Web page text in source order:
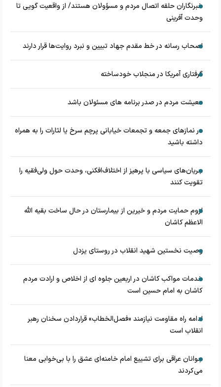
خبرنگاران حلقه اتصال مردم و مسؤولان هستند/ از واقعیت گویی تا
وحدت آفرینی
اصحاب رسانه در خط مقدم جهاد تبیین و نبرد روایت‌ها قرار دارند
گرفتاری آمریکا در منجلاب خودساخته
معیشت مردم در صدر برنامه های مسئولان باشد
در نماز‌های جمعه و تجمعات خیابانی پرچم سرخ یا لثارات را به همراه
داشته باشید
جریان‌های سیاسی با پرهیز از اختلاف‌افکنی، وحدت حول ولی‌فقیه را
تقویت کنند
لزوم حمایت مردم و خیرین از بیمارستان در حال ساخت بقیه الله
الاعظم کاشان
وصیت نخستین شهید انقلاب در روستای یزدل
خدمات مواکب کاشان در اربعین جلوه ای از اخلاص و ارادت مردم
کاشان به امام حسین است
ادامه راه مقاومت نیازمند «فصل‌الخطاب» قراردادن سخنان رهبر
انقلاب است
جوانان عراقی برای تشییع امام خامنه‌ای عشق را با بی‌خوابی معنا
می‌کردند